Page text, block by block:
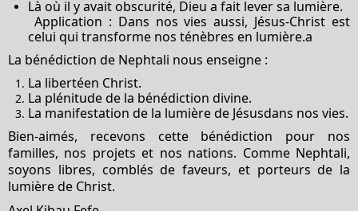
Là où il y avait obscurité, Dieu a fait lever sa lumière.
Application : Dans nos vies aussi, Jésus-Christ est
celui qui transforme nos ténèbres en lumière.a
La bénédiction de Nephtali nous enseigne :
La libertéen Christ.
La plénitude de la bénédiction divine.
La manifestation de la lumière de Jésusdans nos vies.
Bien-aimés, recevons cette bénédiction pour nos
familles, nos projets et nos nations. Comme Nephtali,
soyons libres, comblés de faveurs, et porteurs de la
lumière de Christ.